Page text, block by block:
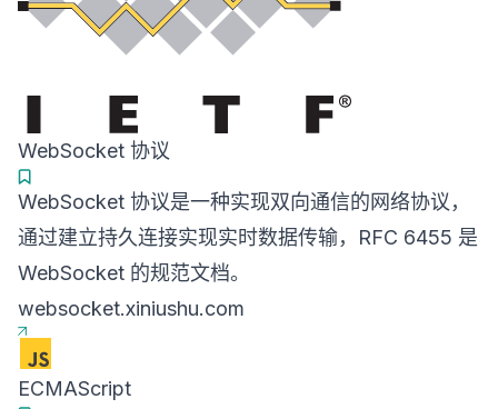
WebSocket 协议
WebSocket 协议是一种实现双向通信的网络协议，
通过建立持久连接实现实时数据传输，RFC 6455 是
WebSocket 的规范文档。
websocket.xiniushu.com
ECMAScript